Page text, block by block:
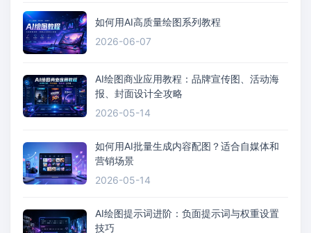
如何用AI高质量绘图系列教程
2026-06-07
AI绘图商业应用教程：品牌宣传图、活动海
报、封面设计全攻略
2026-05-14
如何用AI批量生成内容配图？适合自媒体和
营销场景
2026-05-14
AI绘图提示词进阶：负面提示词与权重设置
技巧